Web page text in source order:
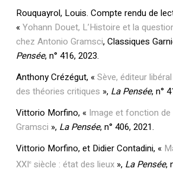
Rouquayrol, Louis. Compte rendu de
«Yohann Douet, L’Histoire et la
chez Antonio Gramsci, Classiques
Pensée, n° 416, 2023.
Anthony Crézégut, «Sève, éditeur
des théories critiques », La Pensée, n°
Vittorio Morfino, « Image et fonction
Gramsci », La Pensée, n° 406, 2021.
Vittorio Morfino, et Didier Contadini, «
XXIesiècle : état des lieux», La Pensée,